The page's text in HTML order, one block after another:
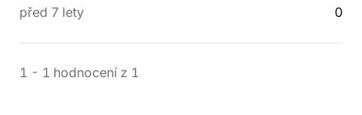
před 7 lety 0
1 - 1 hodnocení z 1